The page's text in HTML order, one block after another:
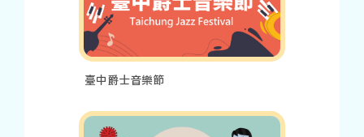
臺中爵士音樂節